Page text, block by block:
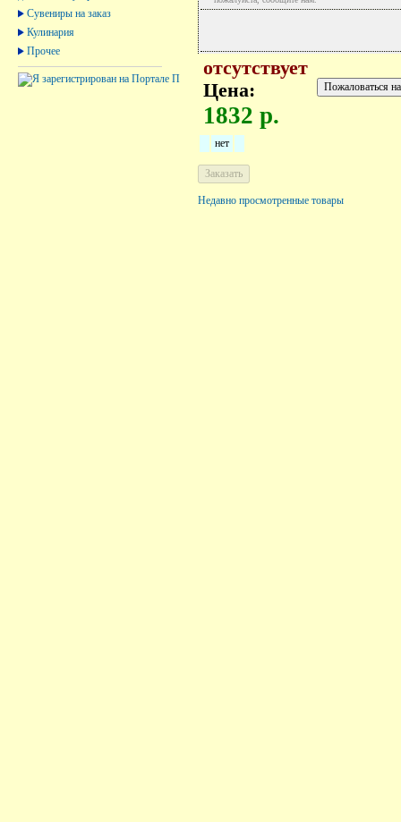
Сувениры на заказ
Кулинария
Прочее
отсутствует
Цена:
1832 р.
нет
Недавно просмотренные товары